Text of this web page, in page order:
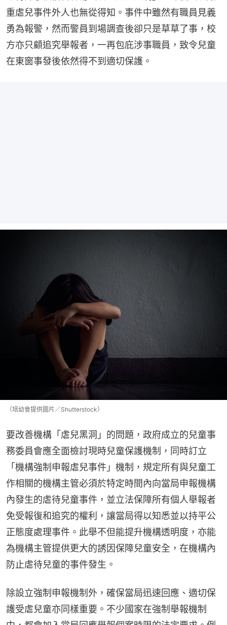
重虐兒事件外人也無從得知。事件中雖然有職員見義
勇為報警，然而警員到場調查後卻只是草草了事，校
方亦只顧追究舉報者，一再包庇涉事職員，致令兒童
在東窗事發後依然得不到適切保護。
（培幼會提供圖片／Shutterstock）
要改善機構「虐兒黑洞」的問題，政府成立的兒童事
務委員會應全面檢討現時兒童保護機制，同時訂立
「機構強制申報虐兒事件」機制，規定所有與兒童工
作相關的機構主管必須於特定時間內向當局申報機構
內發生的虐待兒童事件，並立法保障所有個人舉報者
免受報復和追究的權利，讓當局得以知悉並以持平公
正態度處理事件。此舉不但能提升機構透明度，亦能
為機構主管提供更大的誘因保障兒童安全，在機構內
防止虐待兒童的事件發生。
除設立強制申報機制外，確保當局迅速回應、適切保
護受虐兒童亦同樣重要。不少國家在強制舉報機制